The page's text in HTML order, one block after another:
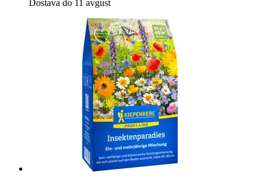
Dostava do 11 avgust